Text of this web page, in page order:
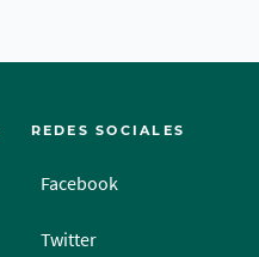
REDES SOCIALES
Facebook
Twitter